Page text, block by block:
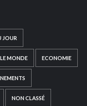
JOUR
MONDE ECONOMIE
NON CLASSÉ